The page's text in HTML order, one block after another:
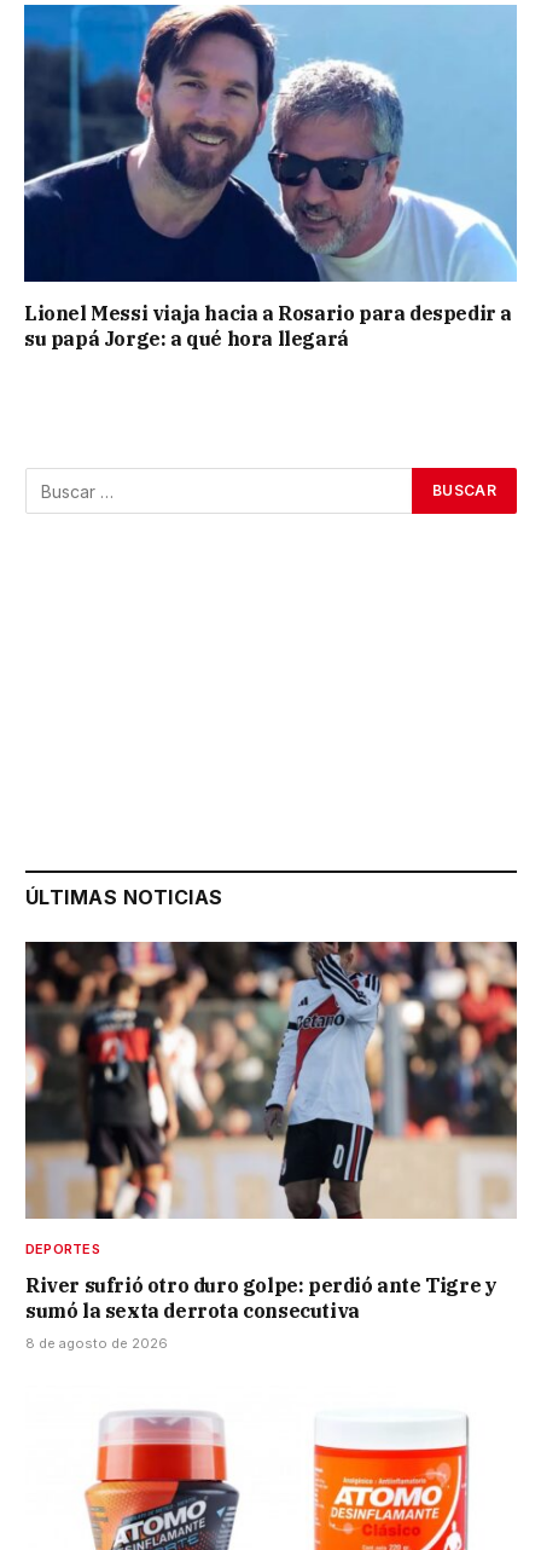
Lionel Messi viaja hacia a Rosario para despedir a
su papá Jorge: a qué hora llegará
ÚLTIMAS NOTICIAS
DEPORTES
River sufrió otro duro golpe: perdió ante Tigre y
sumó la sexta derrota consecutiva
8 de agosto de 2026